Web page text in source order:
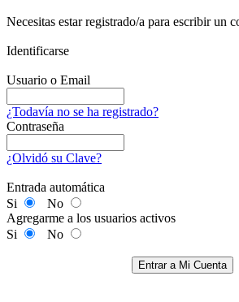
Necesitas estar registrado/a para escribir un
Identificarse
Usuario o Email
¿Todavía no se ha registrado?
Contraseña
¿Olvidó su Clave?
Entrada automática
Si
No
Agregarme a los usuarios activos
Si
No
Entrar a Mi Cuenta